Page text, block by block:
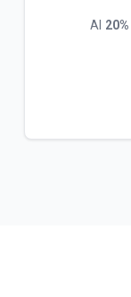
Al 20%